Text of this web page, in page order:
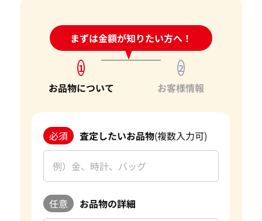
まずは金額が知りたい方へ！
24時間受付中!問い合わせフォーム
1
お品物について
2
お客様情報
必須 査定したいお品物(複数入力可)
任意 お品物の詳細